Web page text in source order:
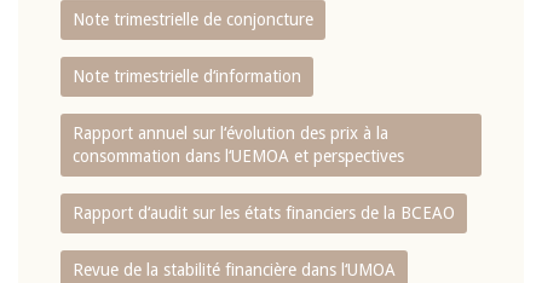
Note trimestrielle de conjoncture
Note trimestrielle d‘information
Rapport annuel sur l‘évolution des prix à la
consommation dans l‘UEMOA et perspectives
Rapport d‘audit sur les états financiers de la BCEAO
Revue de la stabilité financière dans l‘UMOA